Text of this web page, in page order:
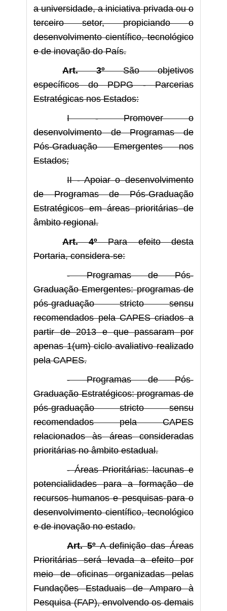
a universidade, a iniciativa privada ou o
terceiro setor, propiciando o
desenvolvimento científico, tecnológico
e de inovação do País.
Art. 3ºSão objetivos
específicos do PDPG - Parcerias
Estratégicas nos Estados:
I - Promover o
desenvolvimento de Programas de
Pós-Graduação Emergentes nos
Estados;
II - Apoiar o desenvolvimento
de Programas de Pós-Graduação
Estratégicos em áreas prioritárias de
âmbito regional.
Art. 4ºPara efeito desta
Portaria, considera-se:
- Programas de Pós-
Graduação Emergentes: programas de
pós-graduação stricto sensu
recomendados pela CAPES criados a
partir de 2013 e que passaram por
apenas 1(um) ciclo avaliativo realizado
pela CAPES.
- Programas de Pós-
Graduação Estratégicos: programas de
pós-graduação stricto sensu
recomendados pela CAPES
relacionados às áreas consideradas
prioritárias no âmbito estadual.
- Áreas Prioritárias: lacunas e
potencialidades para a formação de
recursos humanos e pesquisas para o
desenvolvimento científico, tecnológico
e de inovação no estado.
Art. 5ºA definição das Áreas
Prioritárias será levada a efeito por
meio de oficinas organizadas pelas
Fundações Estaduais de Amparo à
Pesquisa (FAP), envolvendo os demais